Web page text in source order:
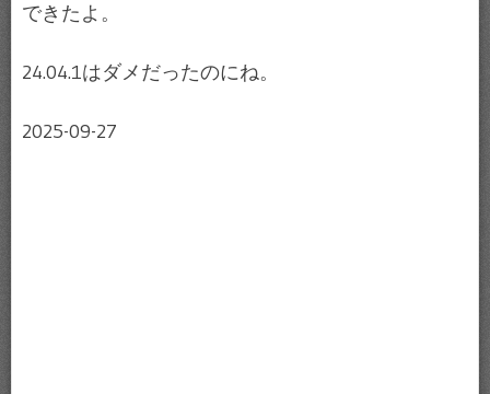
できたよ。
24.04.1はダメだったのにね。
2025-09-27